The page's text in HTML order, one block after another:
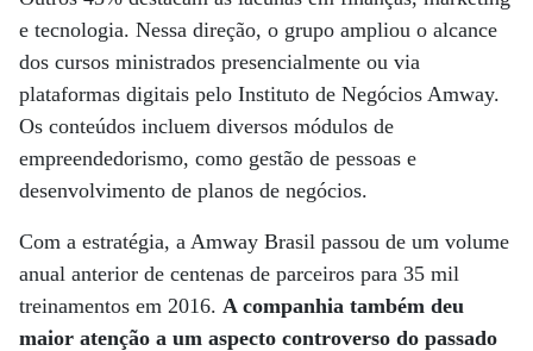
e tecnologia. Nessa direção, o grupo ampliou o alcance
dos cursos ministrados presencialmente ou via
plataformas digitais pelo Instituto de Negócios Amway.
Os conteúdos incluem diversos módulos de
empreendedorismo, como gestão de pessoas e
desenvolvimento de planos de negócios.
Com a estratégia, a Amway Brasil passou de um volume
anual anterior de centenas de parceiros para 35 mil
treinamentos em 2016. A companhia também deu
maior atenção a um aspecto controverso do passado